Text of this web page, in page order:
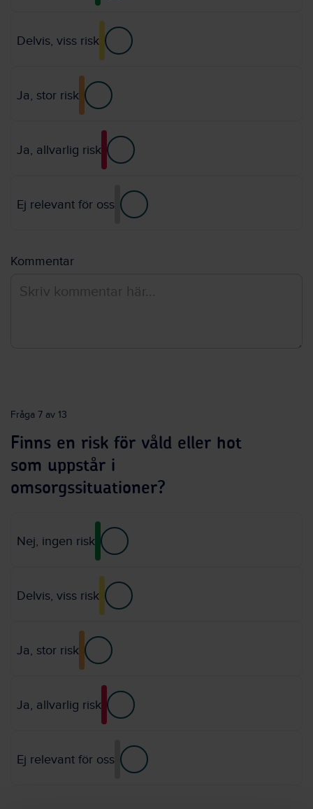
Delvis, viss risk
Ja, stor risk
Ja, allvarlig risk
Ej relevant för oss
Kommentar
Fråga 7 av 13
Finns en risk för våld eller hot
som uppstår i
omsorgssituationer?
Nej, ingen risk
Delvis, viss risk
Ja, stor risk
Ja, allvarlig risk
Ej relevant för oss